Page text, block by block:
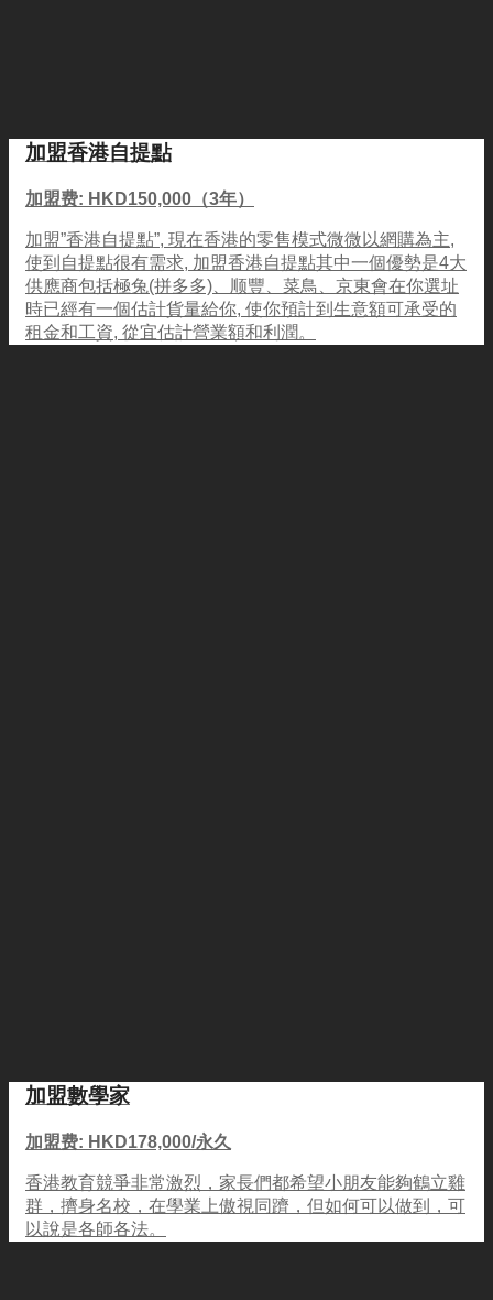
加盟香港自提點
加盟费: HKD150,000（3年）
加盟”香港自提點”, 現在香港的零售模式微微以網購為主,
使到自提點很有需求, 加盟香港自提點其中一個優勢是4大
供應商包括極兔(拼多多)、顺豐、菜鳥、京東會在你選址
時已經有一個估計貨量給你, 使你預計到生意額可承受的
租金和工資, 從宜估計營業額和利潤。
加盟數學家
加盟费: HKD178,000/永久
香港教育競爭非常激烈，家長們都希望小朋友能夠鶴立雞
群，擠身名校，在學業上傲視同躋，但如何可以做到，可
以說是各師各法。